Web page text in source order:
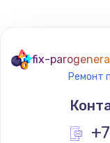
fix-
Ремонт